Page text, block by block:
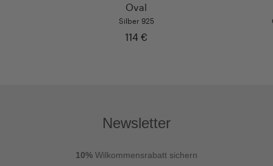
Oval
Silber 925
114 €
Newsletter
10% Wilkommensrabatt sichern